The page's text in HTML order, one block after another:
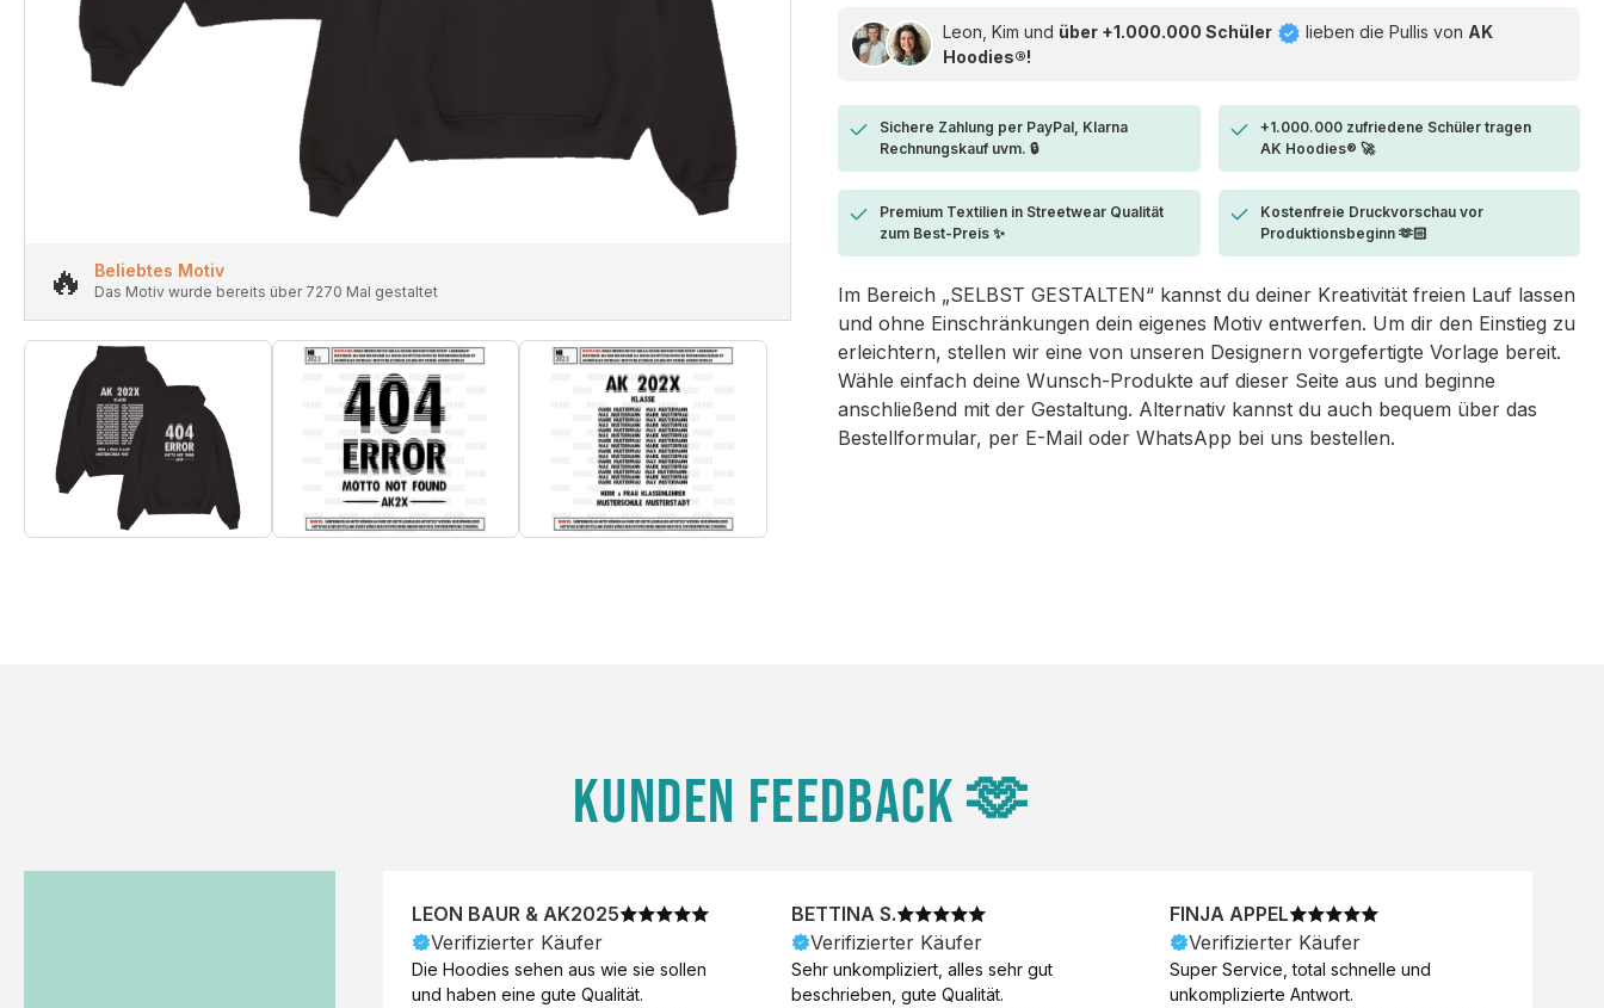
🔥 Beliebtes Motiv
Das Motiv wurde bereits über 7270 Mal gestaltet
Leon, Kim und über +1.000.000 Schüler lieben die Pullis von AK
Hoodies®!
Sichere Zahlung per PayPal, Klarna
Rechnungskauf uvm. 🔒
+1.000.000 zufriedene Schüler tragen
AK Hoodies® 🚀
Premium Textilien in Streetwear Qualität
zum Best-Preis ✨
Kostenfreie Druckvorschau vor
Produktionsbeginn 🫶🏻
Im Bereich „SELBST GESTALTEN“ kannst du deiner Kreativität freien Lauf lassen
und ohne Einschränkungen dein eigenes Motiv entwerfen. Um dir den Einstieg zu
erleichtern, stellen wir eine von unseren Designern vorgefertigte Vorlage bereit.
Wähle einfach deine Wunsch-Produkte auf dieser Seite aus und beginne
anschließend mit der Gestaltung. Alternativ kannst du auch bequem über das
Bestellformular, per E-Mail oder WhatsApp bei uns bestellen.
KUNDEN FEEDBACK 🫶
LEON BAUR & AK2025
Verifizierter Käufer
Die Hoodies sehen aus wie sie sollen
und haben eine gute Qualität.
BETTINA S.
Verifizierter Käufer
Sehr unkompliziert, alles sehr gut
beschrieben, gute Qualität.
FINJA APPEL
Verifizierter Käufer
Super Service, total schnelle und
unkomplizierte Antwort.